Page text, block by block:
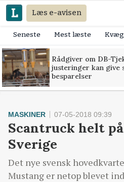
Læs e-avisen
Seneste Mest læste Kvæg
Rådgiver om DB-
justeringer kan give
besparelser
MASKINER 07-05-2018 09:39
Scantruck helt
Sverige
Det nye svensk
Mustang er netop blevet